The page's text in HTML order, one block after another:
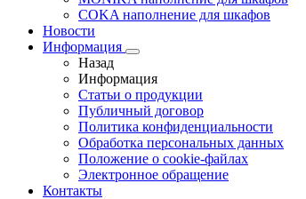
COKA наполнение для шкафов
Новости
Информация
Назад
Информация
Статьи о продукции
Публичный договор
Политика конфиденциальности
Обработка персональных данных
Положение о cookie-файлах
Электронное обращение
Контакты